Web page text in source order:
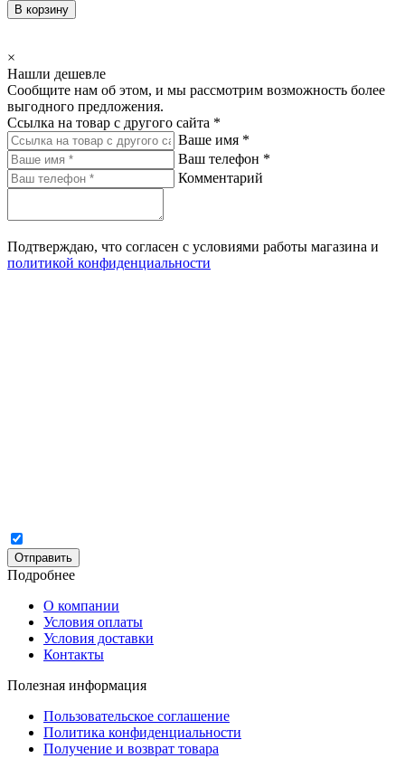
В корзину
×
Нашли дешевле
Сообщите нам об этом, и мы рассмотрим возможность более
выгодного предложения.
Ссылка на товар с другого сайта *
Ваше имя *
Ваш телефон *
Комментарий
Подтверждаю, что согласен с условиями работы магазина и
политикой конфиденциальности
Отправить
Подробнее
О компании
Условия оплаты
Условия доставки
Контакты
Полезная информация
Пользовательское соглашение
Политика конфиденциальности
Получение и возврат товара